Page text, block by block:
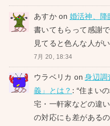
あすか on 婚活神、降
書いてもらって感謝
見てると色んな人が
7月 20, 18:34
ウラベリカ on身辺調
義」とは？ : “住まい
宅・一軒家などの違
の対応にも差がある